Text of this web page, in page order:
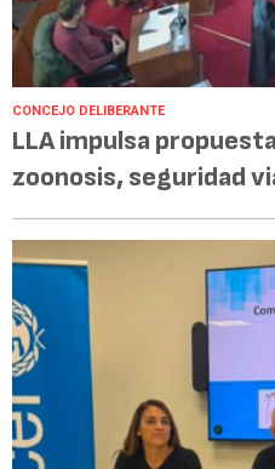
CONCEJO DELIBERANTE
LLA impulsa
zoonosis, seguridad